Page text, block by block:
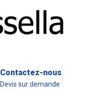
Contactez-nous
Devis sur demande